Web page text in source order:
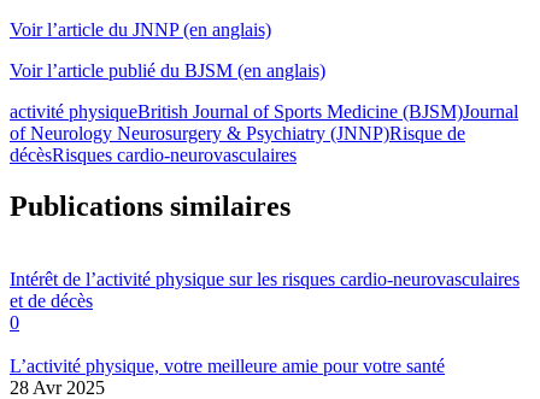
Voir l’article du JNNP (en anglais)
Voir l’article publié du BJSM (en anglais)
activité physiqueBritish Journal of Sports Medicine (BJSM)Journal
of Neurology Neurosurgery & Psychiatry (JNNP)Risque de
décèsRisques cardio-neurovasculaires
Publications similaires
Intérêt de l’activité physique sur les risques cardio-neurovasculaires
et de décès
0
L’activité physique, votre meilleure amie pour votre santé
28 Avr 2025